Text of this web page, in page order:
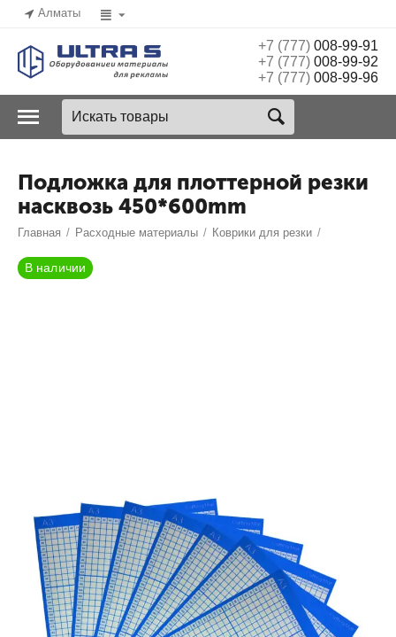
Алматы
+7 (777)008-99-91
+7 (777)008-99-92
+7 (777)008-99-96
Подложка для плоттерной резки
насквозь 450*600mm
Главная / Расходные материалы / Коврики для резки /
В наличии